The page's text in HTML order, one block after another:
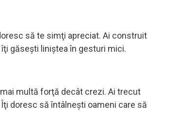
să te simţi apreciat. Ai construit
găseşti liniştea în gesturi mici.
multă forţă decât crezi. Ai trecut
doresc să întâlneşti oameni care să